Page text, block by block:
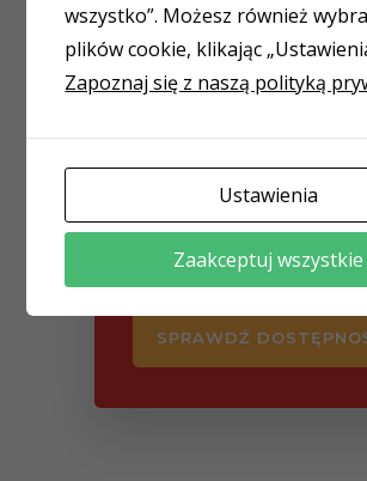
CENA OD
1600 zł netto/osobę
Liczba uczestników:
Koszt: 1600 zł
SPRAWDŹ
wszystko”. Możesz również
plików cookie, klikając
Zapoznaj się z naszą polityką
Ustawienia
Zaakceptuj wszystkie